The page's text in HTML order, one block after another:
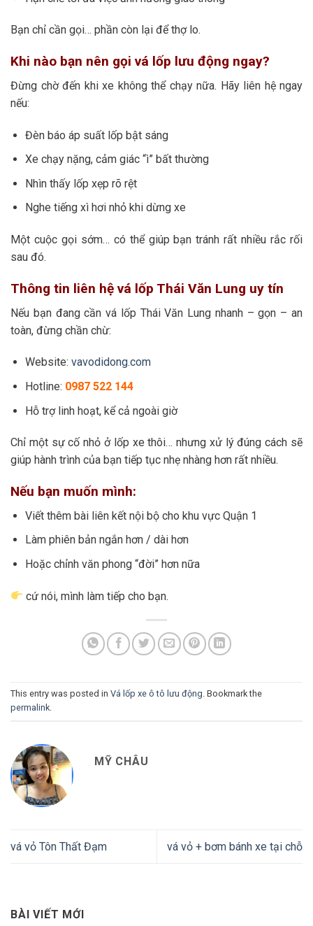
Bạn chỉ cần gọi… phần còn lại để thợ lo.
Khi nào bạn nên gọi vá lốp lưu động ngay?
Đừng chờ đến khi xe không thể chạy nữa. Hãy liên hệ ngay
nếu:
Đèn báo áp suất lốp bật sáng
Xe chạy nặng, cảm giác “ì” bất thường
Nhìn thấy lốp xẹp rõ rệt
Nghe tiếng xì hơi nhỏ khi dừng xe
Một cuộc gọi sớm… có thể giúp bạn tránh rất nhiều rắc rối
sau đó.
Thông tin liên hệ vá lốp Thái Văn Lung uy tín
Nếu bạn đang cần vá lốp Thái Văn Lung nhanh – gọn – an
toàn, đừng chần chừ:
Website: vavodidong.com
Hotline: 0987 522 144
Hỗ trợ linh hoạt, kể cả ngoài giờ
Chỉ một sự cố nhỏ ở lốp xe thôi… nhưng xử lý đúng cách sẽ
giúp hành trình của bạn tiếp tục nhẹ nhàng hơn rất nhiều.
Nếu bạn muốn mình:
Viết thêm bài liên kết nội bộ cho khu vực Quận 1
Làm phiên bản ngắn hơn / dài hơn
Hoặc chỉnh văn phong “đời” hơn nữa
cứ nói, mình làm tiếp cho bạn.
This entry was posted in Vá lốp xe ô tô lưu động. Bookmark the
permalink.
MỸ CHÂU
vá vỏ Tôn Thất Đạm vá vỏ + bơm bánh xe tại chỗ
BÀI VIẾT MỚI